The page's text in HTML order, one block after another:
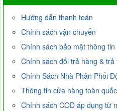
Hướng dẫn thanh toán
Chính sách vận chuyển
Chính sách bảo mật thông tin
Chính sách đổi trả hàng & trả
Chính Sách Nhà Phân Phối
Thông tin cửa hàng toàn quốc
Chính sách COD áp dụng từ